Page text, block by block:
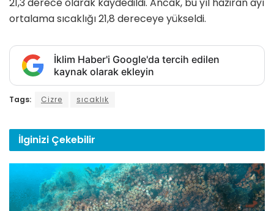
ortalama sıcaklığı 21,8 dereceye yükseldi.
İklim Haber'i Google'da tercih edilen
kaynak olarak ekleyin
Tags: Cizre sıcaklık
İlginizi Çekebilir